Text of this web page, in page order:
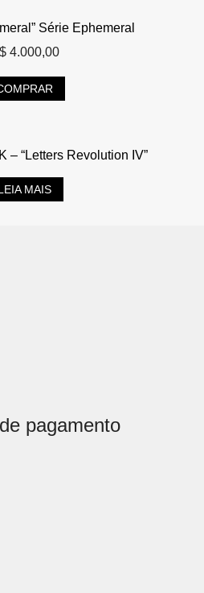
Série Ephemeral
4.000,00
– “Letters Revolution IV”
MAIS
pagamento